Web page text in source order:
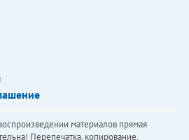
материалов прямая
Перепечатка, копирование,